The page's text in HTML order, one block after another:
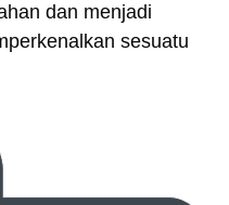
dan menjadi
sesuatu